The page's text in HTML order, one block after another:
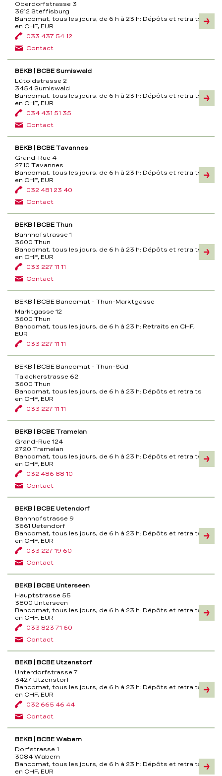
Oberdorfstrasse 3
3612 Steffisburg
Bancomat, tous les jours, de 6 h à 23 h: Dépôts et retraits
en CHF, EUR
033 437 54 12
Contact
BEKB | BCBE Sumiswald
Lütoldstrasse 2
3454 Sumiswald
Bancomat, tous les jours, de 6 h à 23 h: Dépôts et retraits
en CHF, EUR
034 431 51 35
Contact
BEKB | BCBE Tavannes
Grand-Rue 4
2710 Tavannes
Bancomat, tous les jours, de 6 h à 23 h: Dépôts et retraits
en CHF, EUR
032 481 23 40
Contact
BEKB | BCBE Thun
Bahnhofstrasse 1
3600 Thun
Bancomat, tous les jours, de 6 h à 23 h: Dépôts et retraits
en CHF, EUR
033 227 11 11
Contact
BEKB | BCBE Bancomat - Thun-Marktgasse
Marktgasse 12
3600 Thun
Bancomat, tous les jours, de 6 h à 23 h: Retraits en CHF,
EUR
033 227 11 11
BEKB | BCBE Bancomat - Thun-Süd
Talackerstrasse 62
3600 Thun
Bancomat, tous les jours, de 6 h à 23 h: Dépôts et retraits
en CHF, EUR
033 227 11 11
BEKB | BCBE Tramelan
Grand-Rue 124
2720 Tramelan
Bancomat, tous les jours, de 6 h à 23 h: Dépôts et retraits
en CHF, EUR
032 486 88 10
Contact
BEKB | BCBE Uetendorf
Bahnhofstrasse 9
3661 Uetendorf
Bancomat, tous les jours, de 6 h à 23 h: Dépôts et retraits
en CHF, EUR
033 227 19 60
Contact
BEKB | BCBE Unterseen
Hauptstrasse 55
3800 Unterseen
Bancomat, tous les jours, de 6 h à 23 h: Dépôts et retraits
en CHF, EUR
033 823 71 60
Contact
BEKB | BCBE Utzenstorf
Unterdorfstrasse 7
3427 Utzenstorf
Bancomat, tous les jours, de 6 h à 23 h: Dépôts et retraits
en CHF, EUR
032 665 46 44
Contact
BEKB | BCBE Wabern
Dorfstrasse 1
3084 Wabern
Bancomat, tous les jours, de 6 h à 23 h: Dépôts et retraits
en CHF, EUR